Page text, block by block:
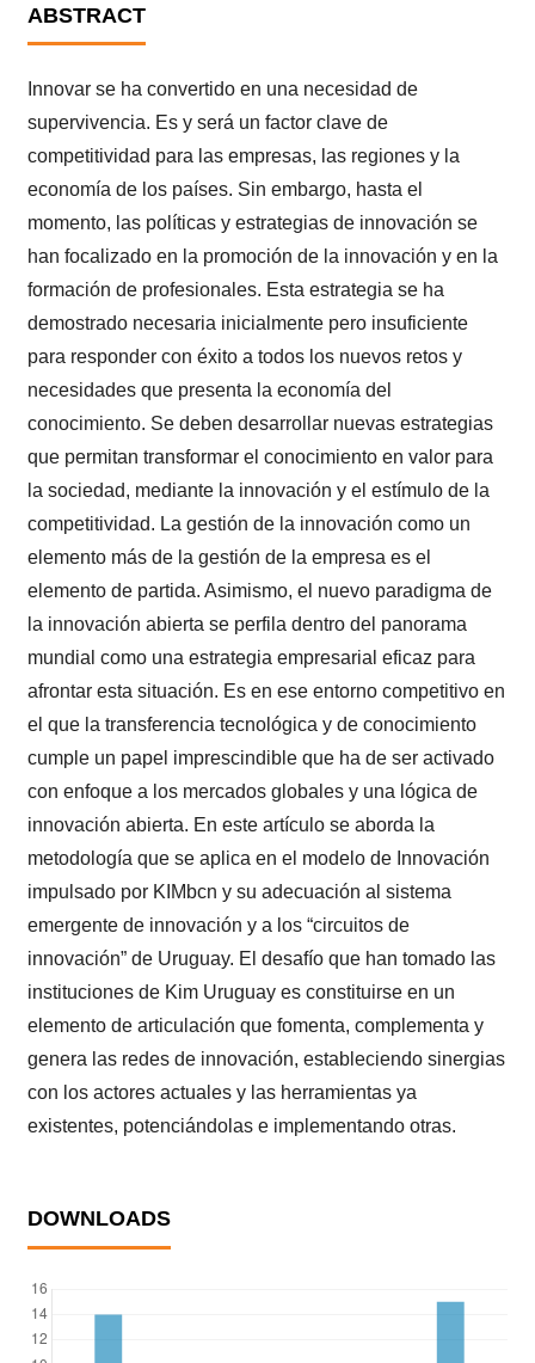
ABSTRACT
Innovar se ha convertido en una necesidad de
supervivencia. Es y será un factor clave de
competitividad para las empresas, las regiones y la
economía de los países. Sin embargo, hasta el
momento, las políticas y estrategias de innovación se
han focalizado en la promoción de la innovación y en la
formación de profesionales. Esta estrategia se ha
demostrado necesaria inicialmente pero insuficiente
para responder con éxito a todos los nuevos retos y
necesidades que presenta la economía del
conocimiento. Se deben desarrollar nuevas estrategias
que permitan transformar el conocimiento en valor para
la sociedad, mediante la innovación y el estímulo de la
competitividad. La gestión de la innovación como un
elemento más de la gestión de la empresa es el
elemento de partida. Asimismo, el nuevo paradigma de
la innovación abierta se perfila dentro del panorama
mundial como una estrategia empresarial eficaz para
afrontar esta situación. Es en ese entorno competitivo en
el que la transferencia tecnológica y de conocimiento
cumple un papel imprescindible que ha de ser activado
con enfoque a los mercados globales y una lógica de
innovación abierta. En este artículo se aborda la
metodología que se aplica en el modelo de Innovación
impulsado por KIMbcn y su adecuación al sistema
emergente de innovación y a los “circuitos de
innovación” de Uruguay. El desafío que han tomado las
instituciones de Kim Uruguay es constituirse en un
elemento de articulación que fomenta, complementa y
genera las redes de innovación, estableciendo sinergias
con los actores actuales y las herramientas ya
existentes, potenciándolas e implementando otras.
DOWNLOADS